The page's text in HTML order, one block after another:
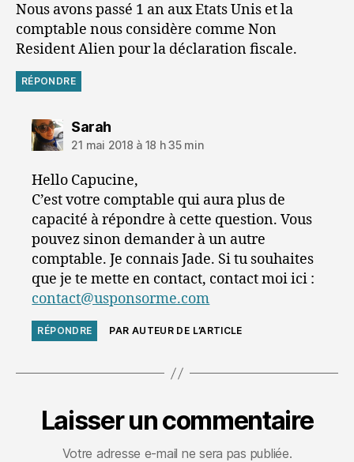
Nous avons passé 1 an aux Etats Unis et la
comptable nous considère comme Non
Resident Alien pour la déclaration fiscale.
RÉPONDRE
Sarahdit :
21 mai 2018 à 18 h 35 min
Hello Capucine,
C’est votre comptable qui aura plus de
capacité à répondre à cette question. Vous
pouvez sinon demander à un autre
comptable. Je connais Jade. Si tu souhaites
que je te mette en contact, contact moi ici :
contact@usponsorme.com
RÉPONDRE PAR AUTEUR DE L’ARTICLE
Laisser un commentaire
Votre adresse e-mail ne sera pas publiée.